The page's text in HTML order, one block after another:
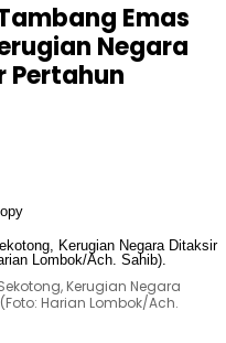
Emas
Negara
Pertahun
Kerugian Negara
Harian Lombok/Ach.